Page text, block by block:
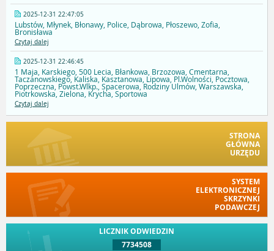
2025-12-31 22:47:05
Lubstów, Młynek, Błonawy, Police, Dąbrowa, Płoszewo, Zofia,
Bronisława
Czytaj dalej
2025-12-31 22:46:45
1 Maja, Karskiego, 500 Lecia, Błankowa, Brzozowa, Cmentarna,
Taczanowskiego, Kaliska, Kasztanowa, Lipowa, Pl.Wolności, Pocztowa,
Poprzeczna, Powst.Wlkp., Spacerowa, Rodziny Ulmów, Warszawska,
Piotrkowska, Zielona, Krycha, Sportowa
Czytaj dalej
STRONA
GŁÓWNA
URZĘDU
SYSTEM
ELEKTRONICZNEJ
SKRZYNKI
PODAWCZEJ
LICZNIK ODWIEDZIN
7734508